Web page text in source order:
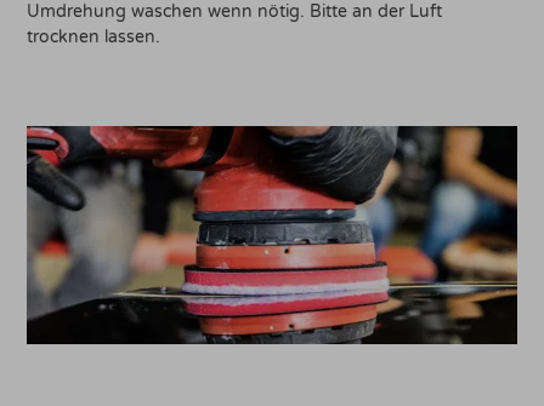
Umdrehung waschen wenn nötig. Bitte an der Luft
trocknen lassen.